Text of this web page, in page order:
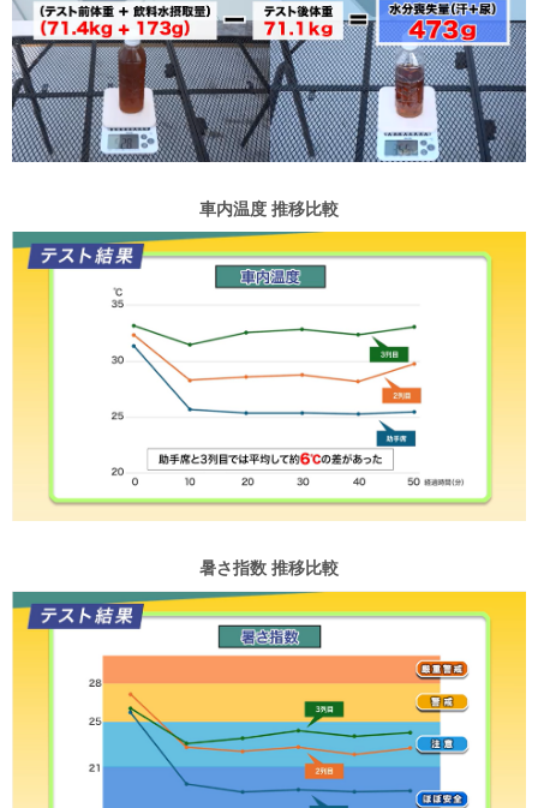
車内温度 推移比較
暑さ指数 推移比較